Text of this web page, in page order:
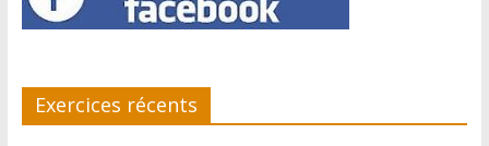
Exercices récents